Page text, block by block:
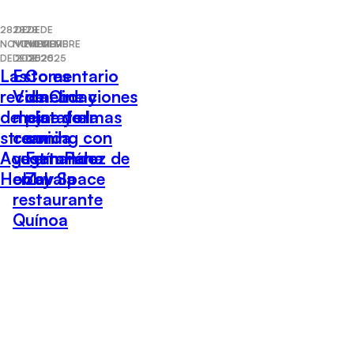
28 DE
NOVIEMBRE
DE 2025
Las
recomendaciones
del cine y el
streaming con
Agustín Pérez de
Hobby Space
28 DE
NOVIEMBRE
DE 2025
Esto es
Vida: Lo
mejor de la
comida
vegetariana
en el
restaurante
Quínoa
28 DE
NOVIEMBRE
DE 2025
Comentario
de Cine y
plataformas
con
Fernando
Zavala